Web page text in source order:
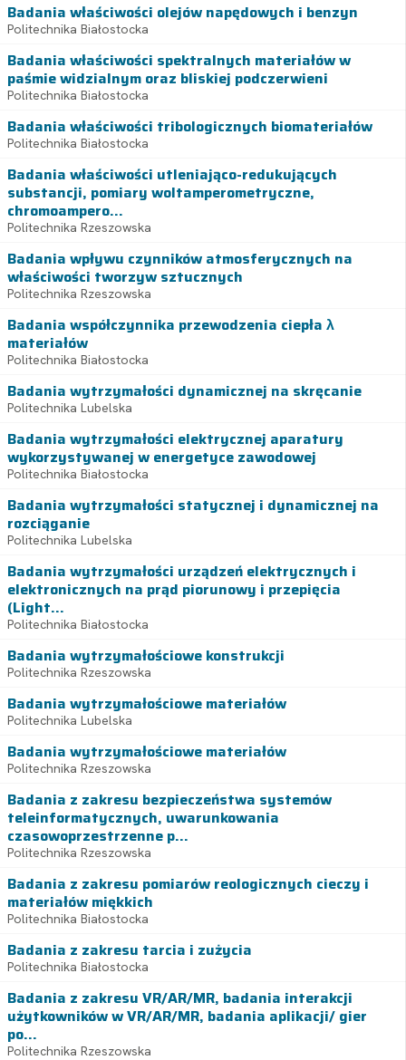
Badania właściwości olejów napędowych i benzyn
Politechnika Białostocka
Badania właściwości spektralnych materiałów w
paśmie widzialnym oraz bliskiej podczerwieni
Politechnika Białostocka
Badania właściwości tribologicznych biomateriałów
Politechnika Białostocka
Badania właściwości utleniająco-redukujących
substancji, pomiary woltamperometryczne,
chromoampero...
Politechnika Rzeszowska
Badania wpływu czynników atmosferycznych na
właściwości tworzyw sztucznych
Politechnika Rzeszowska
Badania współczynnika przewodzenia ciepła λ
materiałów
Politechnika Białostocka
Badania wytrzymałości dynamicznej na skręcanie
Politechnika Lubelska
Badania wytrzymałości elektrycznej aparatury
wykorzystywanej w energetyce zawodowej
Politechnika Białostocka
Badania wytrzymałości statycznej i dynamicznej na
rozciąganie
Politechnika Lubelska
Badania wytrzymałości urządzeń elektrycznych i
elektronicznych na prąd piorunowy i przepięcia
(Light...
Politechnika Białostocka
Badania wytrzymałościowe konstrukcji
Politechnika Rzeszowska
Badania wytrzymałościowe materiałów
Politechnika Lubelska
Badania wytrzymałościowe materiałów
Politechnika Rzeszowska
Badania z zakresu bezpieczeństwa systemów
teleinformatycznych, uwarunkowania
czasowoprzestrzenne p...
Politechnika Rzeszowska
Badania z zakresu pomiarów reologicznych cieczy i
materiałów miękkich
Politechnika Białostocka
Badania z zakresu tarcia i zużycia
Politechnika Białostocka
Badania z zakresu VR/AR/MR, badania interakcji
użytkowników w VR/AR/MR, badania aplikacji/ gier
po...
Politechnika Rzeszowska